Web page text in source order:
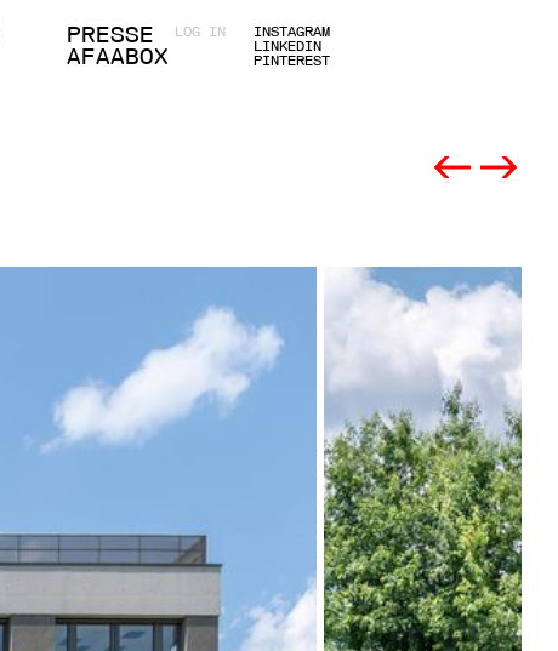
PRESSE LOG IN
AFAABOX
INSTAGRAM
LINKEDIN
PINTEREST